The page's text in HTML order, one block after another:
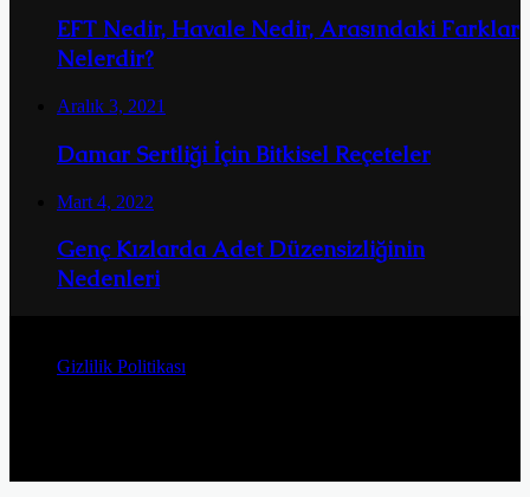
EFT Nedir, Havale Nedir, Arasındaki Farklar
Nelerdir?
Aralık 3, 2021
Damar Sertliği İçin Bitkisel Reçeteler
Mart 4, 2022
Genç Kızlarda Adet Düzensizliğinin
Nedenleri
Gizlilik Politikası